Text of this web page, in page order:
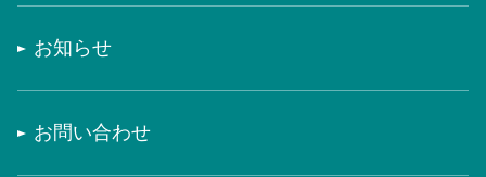
お知らせ
お問い合わせ